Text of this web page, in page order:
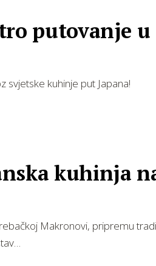
putovanje u
svjetske kuhinje put Japana!
kuhinja
Makronovi, pripremu